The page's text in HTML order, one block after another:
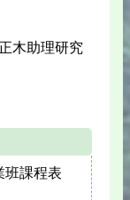
木助理研究
班課程表